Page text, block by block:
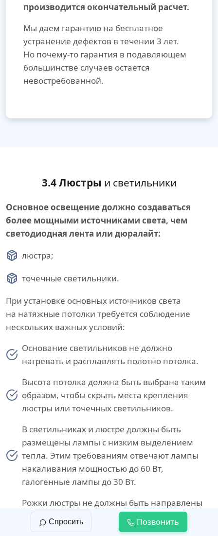
производится окончательный расчет.
Мы даем гарантию на бесплатное
устранение дефектов в течении 3 лет.
Но почему-то гарантия в подавляющем
большинстве случаев остается
невостребованной.
3.4 Люстры и светильники
Основное освещение должно создаваться
более мощными источниками света, чем
светодиодная лента или дюралайт:
люстра;
точечные светильники.
При установке основных источников света
на натяжные потолки требуется соблюдение
нескольких важных условий:
Основание светильников не должно
нагревать и расплавлять полотно потолка.
Высота потолка должна быть выбрана таким
образом, чтобы скрыть места крепления
люстры или точечных светильников.
В светильниках и люстре должны быть
размещены лампы с низким выделением
тепла. Этим требованиям отвечают лампы
накаливания мощностью до 60 Вт,
галогенные лампы до 30 Вт.
Рожки люстры не должны быть направлены
в сторону потолка, чтобы избежать точечного
воздействия источника света на полотно.
Спросить Позвонить